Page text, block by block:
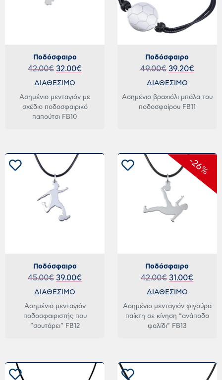
Ποδόσφαιρο
42.00€ 32.00€
ΔΙΑΘΕΣΙΜΟ
Ασημένιο μενταγιόν με
σχέδιο ποδοσφαιρικό
παπούτσι FB10
Ποδόσφαιρο
49.00€ 39.20€
ΔΙΑΘΕΣΙΜΟ
Ασημένιο βραχιόλι μπάλα του
ποδοσφαίρου FB11
Ποδόσφαιρο
45.00€ 39.00€
ΔΙΑΘΕΣΙΜΟ
Ασημένιο μενταγιόν
ποδοσφαιριστής που
“σουτάρει” FB12
Ποδόσφαιρο
42.00€ 31.00€
-26%
ΔΙΑΘΕΣΙΜΟ
Ασημένιο μενταγιόν φιγούρα
παίκτη σε κίνηση “ανάποδο
ψαλίδι” FB13